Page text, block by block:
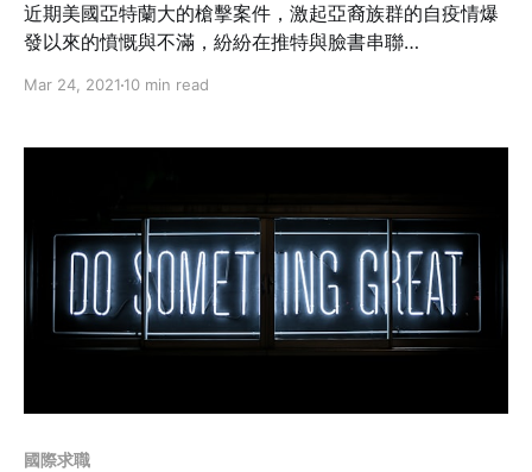
近期美國亞特蘭大的槍擊案件，激起亞裔族群的自疫情爆
發以來的憤慨與不滿，紛紛在推特與臉書串聯
平等的種族歧視。而作為亞裔的一環，台裔該如何看待這
Mar 24, 2021 10 min read
國際求職